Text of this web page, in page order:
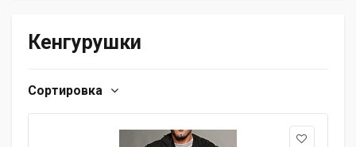
Кенгурушки
Сортировка